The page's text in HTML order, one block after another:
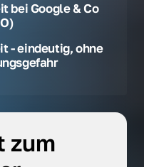
bei Google & Co
- eindeutig, ohne
zum